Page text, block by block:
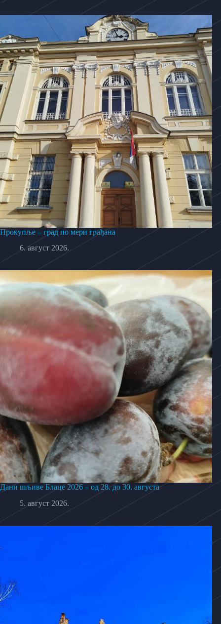
Прокупље – град по мери грађана
6. август 2026.
Дани шљиве Блаце 2026 – од 28. до 30. августа
5. август 2026.